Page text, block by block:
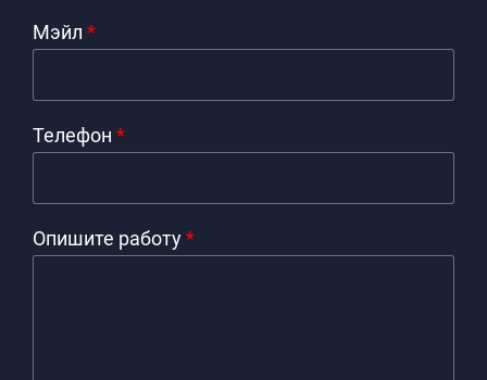
Мэйл *
Телефон *
Опишите работу*